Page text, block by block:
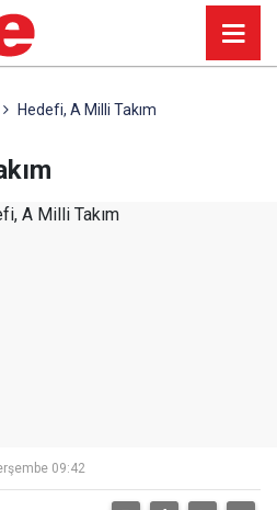
Hedefi, A Milli Takım
09:42